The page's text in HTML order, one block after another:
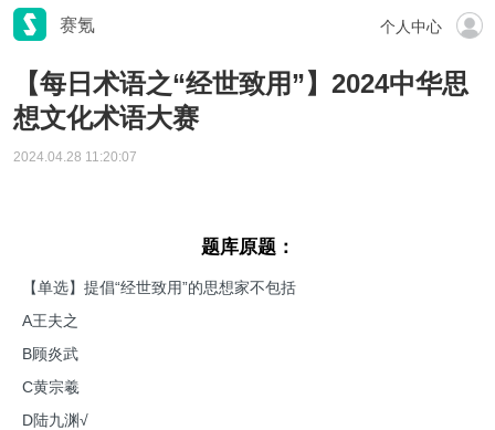
赛氪 个人中心
【每日术语之“经世致用”】2024中华思
想文化术语大赛
2024.04.28 11:20:07
题库原题：
【单选】提倡“经世致用”的思想家不包括
A王夫之
B顾炎武
C黄宗羲
D陆九渊√